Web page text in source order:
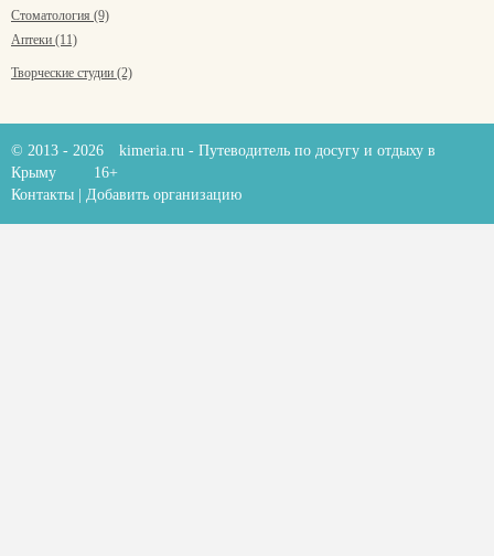
Стоматология (9)
Аптеки (11)
Творческие студии (2)
© 2013 - 2026 kimeria.ru - Путеводитель по досугу и отдыху в
Крыму
16+
Контакты
Добавить организацию